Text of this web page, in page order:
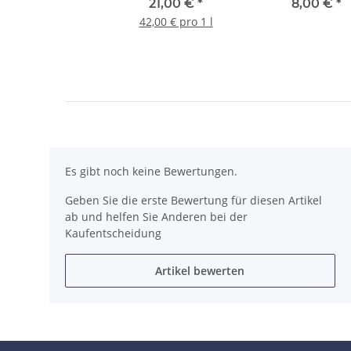
Folien und Wraps 500
ml
21,00 € *
42,00 € pro 1 l
cm × 40 cm
8,00 € *
Es gibt noch keine Bewertungen.
Geben Sie die erste Bewertung für diesen Artikel
ab und helfen Sie Anderen bei der
Kaufentscheidung
Artikel bewerten